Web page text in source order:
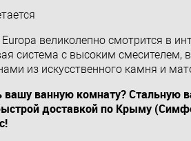
великолепно смотрится в
система с высоким смесителем,
из искусственного камня и
вашу ванную комнату? Стальную
доставкой по Крыму